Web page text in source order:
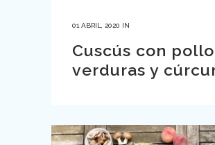
01 ABRIL, 2020 IN
Cuscús con
verduras y